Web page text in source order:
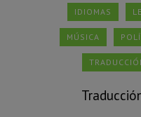
IDIOMAS
MÚSICA